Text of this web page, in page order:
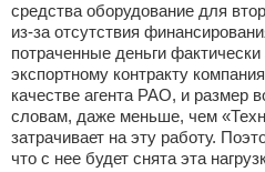
средства оборудование для
из-за отсутствия
потраченные деньги
экспортному контракту
качестве агента РАО, и размер
словам, даже меньше, чем
затрачивает на эту работу.
что с нее будет снята эта